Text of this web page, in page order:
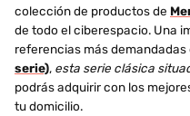
colección de productos de
de todo el ciberespacio. Una
referencias más demandadas
serie), esta serie clásica
podrás adquirir con los
tu domicilio.